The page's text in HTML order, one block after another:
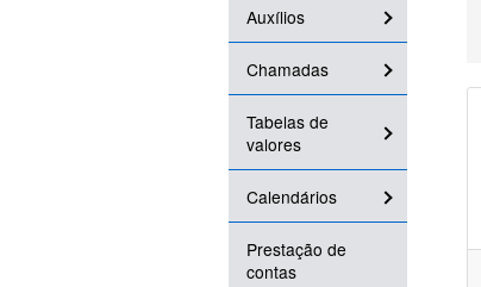
Auxílios
Chamadas
Tabelas de
valores
Calendários
Prestação de
contas